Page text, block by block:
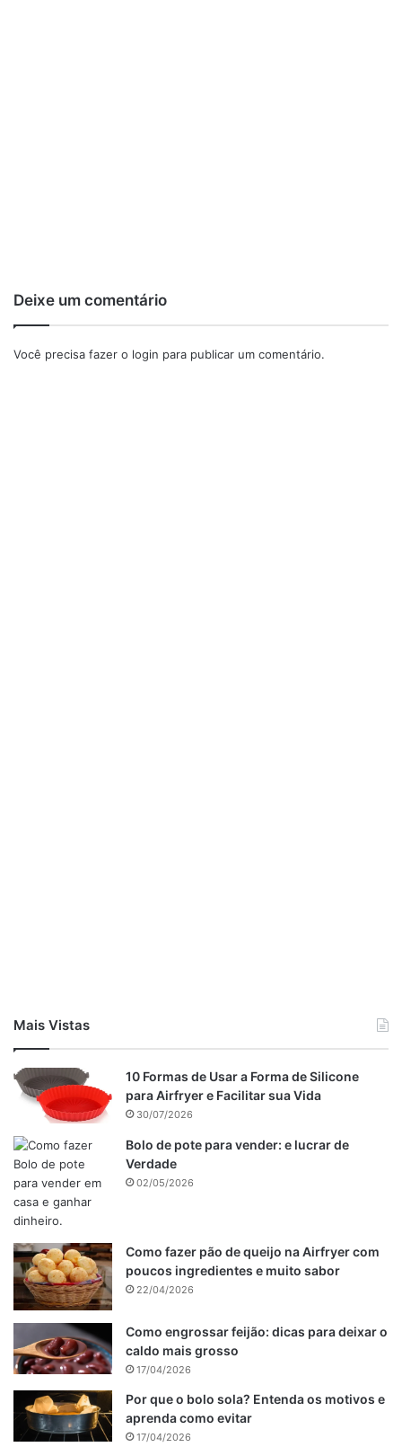
Deixe um comentário
Você precisa fazer o login para publicar um comentário.
Mais Vistas
10 Formas de Usar a Forma de Silicone
para Airfryer e Facilitar sua Vida
30/07/2026
Bolo de pote para vender: e lucrar de
Verdade
02/05/2026
Como fazer pão de queijo na Airfryer com
poucos ingredientes e muito sabor
22/04/2026
Como engrossar feijão: dicas para deixar o
caldo mais grosso
17/04/2026
Por que o bolo sola? Entenda os motivos e
aprenda como evitar
17/04/2026